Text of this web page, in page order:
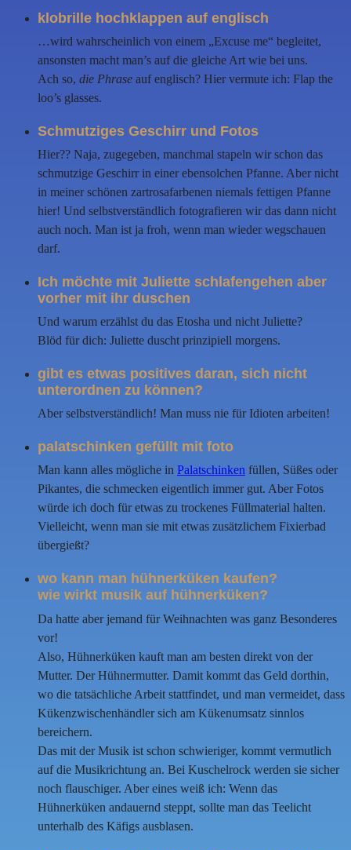
klobrille hochklappen auf englisch
…wird wahrscheinlich von einem „Excuse me“ begleitet,
ansonsten macht man’s auf die gleiche Art wie bei uns.
Ach so, die Phrase auf englisch? Hier vermute ich: Flap the
loo’s glasses.
Schmutziges Geschirr und Fotos
Hier?? Naja, zugegeben, manchmal stapeln wir schon das
schmutzige Geschirr in einer ebensolchen Pfanne. Aber nicht
in meiner schönen zartrosafarbenen niemals fettigen Pfanne
hier! Und selbstverständlich fotografieren wir das dann nicht
auch noch. Man ist ja froh, wenn man wieder wegschauen
darf.
Ich möchte mit Juliette schlafengehen aber
vorher mit ihr duschen
Und warum erzählst du das Etosha und nicht Juliette?
Blöd für dich: Juliette duscht prinzipiell morgens.
gibt es etwas positives daran, sich nicht
unterordnen zu können?
Aber selbstverständlich! Man muss nie für Idioten arbeiten!
palatschinken gefüllt mit foto
Man kann alles mögliche in Palatschinken füllen, Süßes oder
Pikantes, die schmecken eigentlich immer gut. Aber Fotos
würde ich doch für etwas zu trockenes Füllmaterial halten.
Vielleicht, wenn man sie mit etwas zusätzlichem Fixierbad
übergießt?
wo kann man hühnerküken kaufen?
wie wirkt musik auf hühnerküken?
Da hatte aber jemand für Weihnachten was ganz Besonderes
vor!
Also, Hühnerküken kauft man am besten direkt von der
Mutter. Der Hühnermutter. Damit kommt das Geld dorthin,
wo die tatsächliche Arbeit stattfindet, und man vermeidet, dass
Kükenzwischenhändler sich am Kükenumsatz sinnlos
bereichern.
Das mit der Musik ist schon schwieriger, kommt vermutlich
auf die Musikrichtung an. Bei Kuschelrock werden sie sicher
noch flauschiger. Aber eines weiß ich: Wenn das
Hühnerküken andauernd steppt, sollte man das Teelicht
unterhalb des Käfigs ausblasen.